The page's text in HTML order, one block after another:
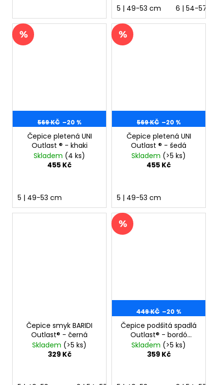
5 | 49-53 cm 6 | 54-57
569 KČ –20 %
Čepice pletená UNI
Outlast ® - khaki
Skladem (4 ks)
455 Kč
5 | 49-53 cm
569 KČ –20 %
Čepice pletená UNI
Outlast ® - šedá
Skladem (>5 ks)
455 Kč
5 | 49-53 cm
Čepice smyk BARIDI
Outlast® - černá
Skladem (>5 ks)
329 Kč
449 KČ –20 %
Čepice podšitá spadlá
Outlast® - bordó
melír/sv.pudrová
Skladem (>5 ks)
359 Kč